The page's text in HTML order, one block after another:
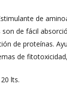
de
de fácil
de proteínas.
de
lts.